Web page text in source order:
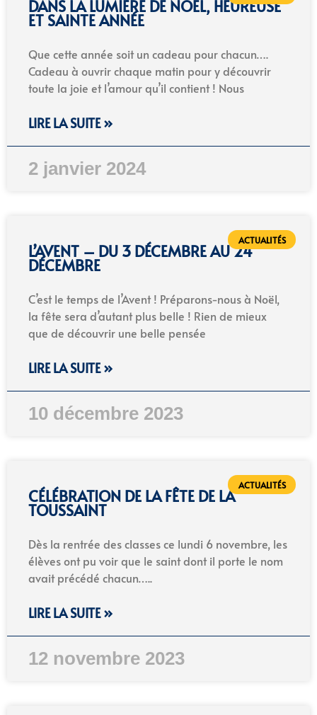
DANS LA LUMIÈRE DE NOËL, HEUREUSE
ET SAINTE ANNÉE
Que cette année soit un cadeau pour chacun….
Cadeau à ouvrir chaque matin pour y découvrir
toute la joie et l’amour qu’il contient ! Nous
LIRE LA SUITE »
2 janvier 2024
ACTUALITÉS
L’AVENT – DU 3 DÉCEMBRE AU 24
DÉCEMBRE
C’est le temps de l’Avent ! Préparons-nous à Noël,
la fête sera d’autant plus belle ! Rien de mieux
que de découvrir une belle pensée
LIRE LA SUITE »
10 décembre 2023
ACTUALITÉS
CÉLÉBRATION DE LA FÊTE DE LA
TOUSSAINT
Dès la rentrée des classes ce lundi 6 novembre, les
élèves ont pu voir que le saint dont il porte le nom
avait précédé chacun…..
LIRE LA SUITE »
12 novembre 2023